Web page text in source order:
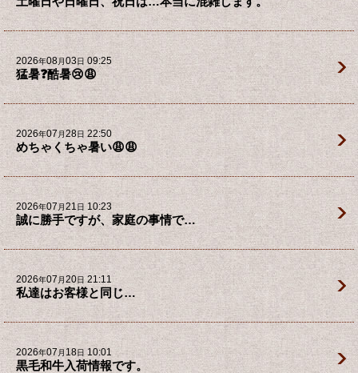
2026年08月03日 09:25
猛暑❓酷暑😢😩
2026年07月28日 22:50
めちゃくちゃ暑い😩😩
2026年07 月21日 10:23
誠に勝手ですが、家庭の事情で…
2026年07月20日21:11
私達はお客様と同じ…
2026年07月 18日 10:01
黒毛和牛入荷情報です。